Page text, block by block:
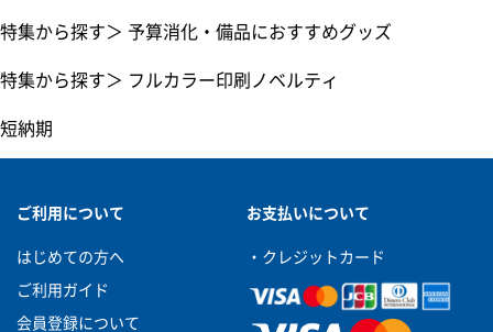
特集から探す＞ 予算消化・備品におすすめグッズ
特集から探す＞ フルカラー印刷ノベルティ
短納期
ご利用について
はじめての方へ
ご利用ガイド
会員登録について
お支払いについて
・クレジットカード